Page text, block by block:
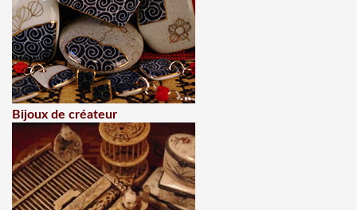
Bijoux de créateur